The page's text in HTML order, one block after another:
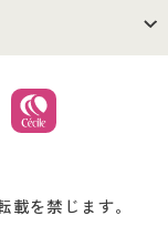
プを禁じます。